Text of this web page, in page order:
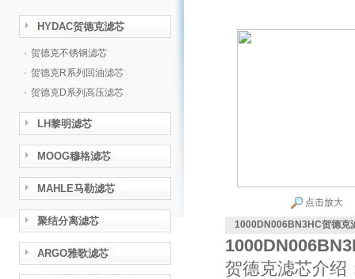
HYDAC贺德克滤芯
· 贺德克不锈钢滤芯
· 贺德克R系列回油滤芯
· 贺德克D系列高压滤芯
LH黎明滤芯
MOOG穆格滤芯
MAHLE马勒滤芯
聚结分离滤芯
ARGO雅歌滤芯
点击放大
1000DN006BN3HC贺德克
贺德克滤芯介绍